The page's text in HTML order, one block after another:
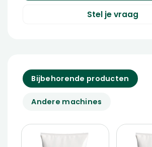
Stel je vraag
Bijbehorende producten
Andere machines